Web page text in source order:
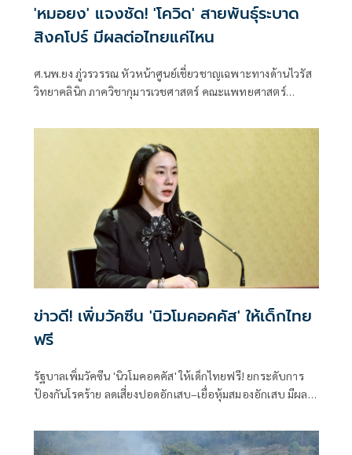
'หมอยง' แจงชัด! 'โควิด' สายพันธุ์ระบาด
สิงคโปร์ มีผลต่อไทยแค่ไหน
ศ.นพ.ยง ภู่วรวรรณ หัวหน้าศูนย์เชี่ยวชาญเฉพาะทางด้านไวรัส
วิทยาคลินิก ภาควิชากุมารเวชศาสตร์ คณะแพทยศาสตร์
ข่าวดี! เพิ่มวัคซีน 'นิวโมคอคคัส' ให้เด็กไทย
ฟรี
รัฐบาลเพิ่มวัคซีน 'นิวโมคอคคัส' ให้เด็กไทยฟรี! ยกระดับการ
ป้องกันโรคร้าย ลดเสี่ยงปอดอักเสบ–เยื่อหุ้มสมองอักเสบ มีผล